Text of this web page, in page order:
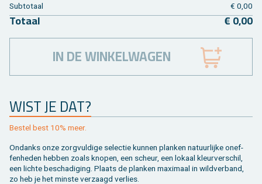
WIST JE DAT?
Be­stel best 10% meer.
On­danks onze zorg­vul­di­ge se­lec­tie kun­nen plan­ken na­tuur­lij­ke on­ef­
fen­he­den heb­ben zoals kno­pen, een scheur, een lo­kaal kleur­ver­schil,
een lich­te be­scha­di­ging. Plaats de plan­ken maxi­maal in wild­ver­band,
zo heb je het min­ste ver­zaagd ver­lies.
Sub­to­taal € 0,00
To­taal € 0,00
IN DE WINKELWAGEN